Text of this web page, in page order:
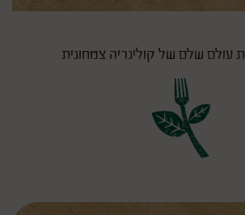
עולם שלם של קולינריה צמחונית